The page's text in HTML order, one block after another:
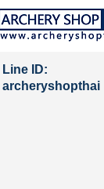
Line ID:
archeryshopthai